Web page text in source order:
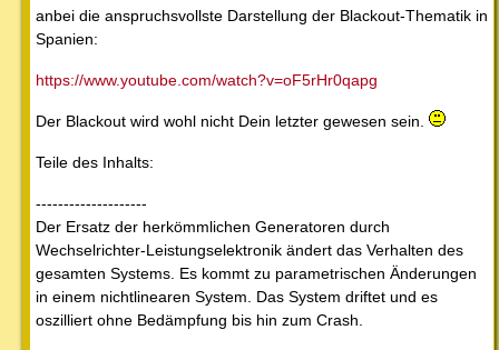
anbei die anspruchsvollste Darstellung der Blackout-Thematik in
Spanien:
https://www.youtube.com/watch?v=oF5rHr0qapg
Der Blackout wird wohl nicht Dein letzter gewesen sein.
Teile des Inhalts:
--------------------
Der Ersatz der herkömmlichen Generatoren durch
Wechselrichter-Leistungselektronik ändert das Verhalten des
gesamten Systems. Es kommt zu parametrischen Änderungen
in einem nichtlinearen System. Das System driftet und es
oszilliert ohne Bedämpfung bis hin zum Crash.